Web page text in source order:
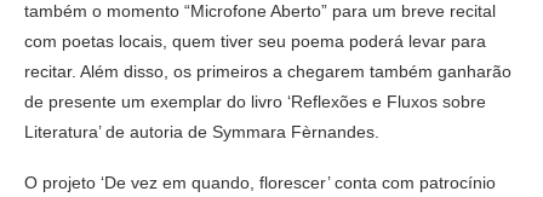
também o momento “Microfone Aberto” para um breve recital
com poetas locais, quem tiver seu poema poderá levar para
recitar. Além disso, os primeiros a chegarem também ganharão
de presente um exemplar do livro ‘Reflexões e Fluxos sobre
Literatura’ de autoria de Symmara Fèrnandes.
O projeto ‘De vez em quando, florescer’ conta com patrocínio